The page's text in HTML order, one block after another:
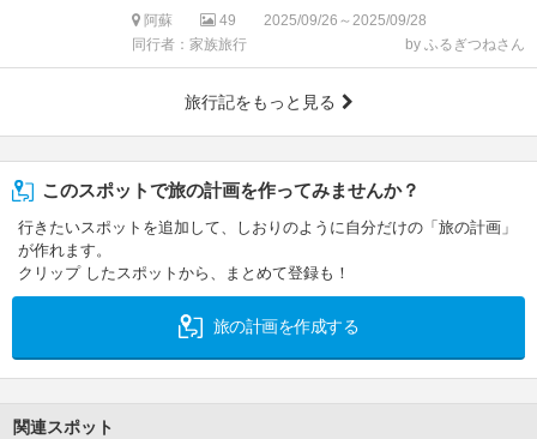
阿蘇 49
2025/09/26～2025/09/28
同行者：家族旅行
by ふるぎつねさん
旅行記をもっと見る
このスポットで旅の計画を作ってみませんか？
行きたいスポットを追加して、しおりのように自分だけの「旅の計画」
が作れます。
クリップ したスポットから、まとめて登録も！
旅の計画を作成する
関連スポット